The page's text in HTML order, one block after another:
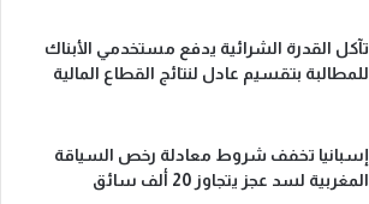
تآكل القدرة الشرائية يدفع مستخدمي الأبناك
للمطالبة بتقسيم عادل لنتائج القطاع المالية
إسبانيا تخفف شروط معادلة رخص السياقة
المغربية لسد عجز يتجاوز 20 ألف سائق